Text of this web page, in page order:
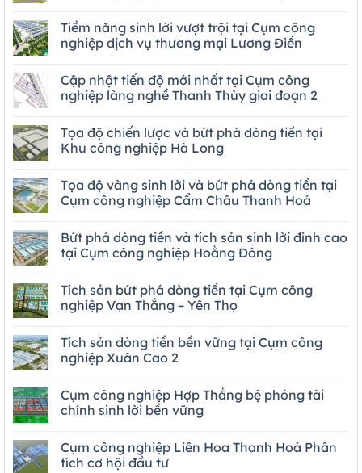
Tiềm năng sinh lời vượt trội tại Cụm công
nghiệp dịch vụ thương mại Lương Điền
Cập nhật tiến độ mới nhất tại Cụm công
nghiệp làng nghề Thanh Thùy giai đoạn 2
Tọa độ chiến lược và bứt phá dòng tiền tại
Khu công nghiệp Hà Long
Tọa độ vàng sinh lời và bứt phá dòng tiền tại
Cụm công nghiệp Cẩm Châu Thanh Hoá
Bứt phá dòng tiền và tích sản sinh lời đỉnh cao
tại Cụm công nghiệp Hoằng Đông
Tích sản bứt phá dòng tiền tại Cụm công
nghiệp Vạn Thắng – Yên Thọ
Tích sản dòng tiền bền vững tại Cụm công
nghiệp Xuân Cao 2
Cụm công nghiệp Hợp Thắng bệ phóng tài
chính sinh lời bền vững
Cụm công nghiệp Liên Hoa Thanh Hoá Phân
tích cơ hội đầu tư